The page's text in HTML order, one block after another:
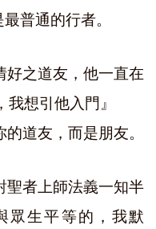
普通的行者。
好之道友，他一直在
想引他入門』
道友，而是朋友。
聖者上師法義一知半
眾生平等的，我默